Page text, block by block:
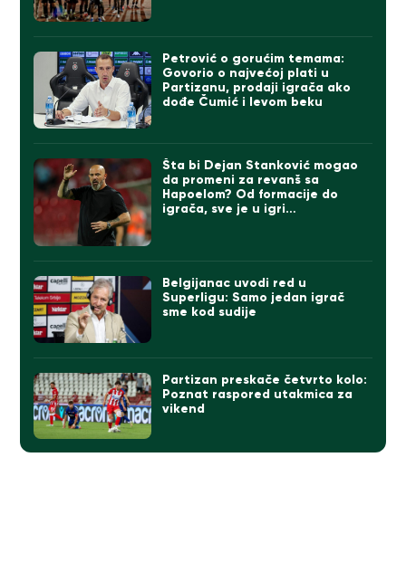
Petrović o gorućim temama:
Govorio o najvećoj plati u
Partizanu, prodaji igrača ako
dođe Čumić i levom beku
Šta bi Dejan Stanković mogao
da promeni za revanš sa
Hapoelom? Od formacije do
igrača, sve je u igri…
Belgijanac uvodi red u
Superligu: Samo jedan igrač
sme kod sudije
Partizan preskače četvrto kolo:
Poznat raspored utakmica za
vikend